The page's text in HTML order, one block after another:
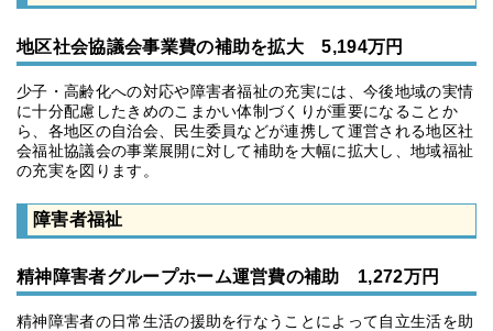
地区社会協議会事業費の補助を拡大 5,194万円
少子・高齢化への対応や障害者福祉の充実には、今後地域の実情
に十分配慮したきめのこまかい体制づくりが重要になることか
ら、各地区の自治会、民生委員などが連携して運営される地区社
会福祉協議会の事業展開に対して補助を大幅に拡大し、地域福祉
の充実を図ります。
障害者福祉
精神障害者グループホーム運営費の補助 1,272万円
精神障害者の日常生活の援助を行なうことによって自立生活を助